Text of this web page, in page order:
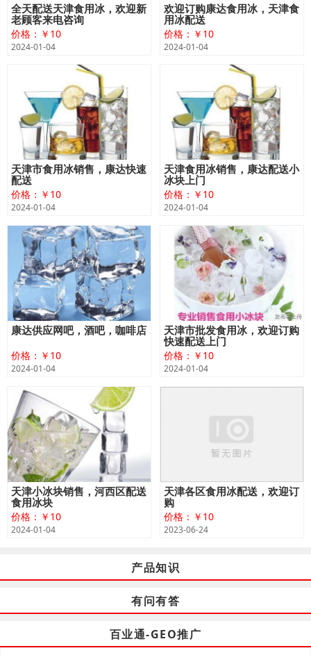
全天配送天津食用冰，欢迎新
老顾客来电咨询
价格：￥10
2024-01-04
欢迎订购康达食用冰，天津食
用冰配送
价格：￥10
2024-01-04
天津市食用冰销售，康达快速
配送
价格：￥10
2024-01-04
天津食用冰销售，康达配送小
冰块上门
价格：￥10
2024-01-04
康达供应网吧，酒吧，咖啡店
价格：￥10
2024-01-04
天津市批发食用冰，欢迎订购
快速配送上门
价格：￥10
2024-01-04
天津小冰块销售，河西区配送
食用冰块
价格：￥10
2024-01-04
天津各区食用冰配送，欢迎订
购
价格：￥10
2023-06-24
产品知识
有问有答
百业通-GEO推广